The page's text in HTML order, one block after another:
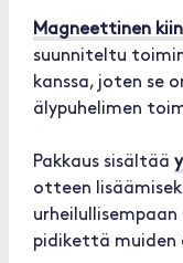
Magneettinen
suunniteltu
kanssa, joten se
älypuhelimen
Pakkaus sisältää
otteen
pidikettä muiden